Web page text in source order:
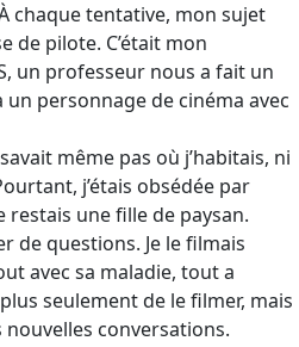
chaque tentative, mon sujet
de pilote. C’était mon
un professeur nous a fait un
un personnage de cinéma avec
même pas où j’habitais, ni
j’étais obsédée par
restais une fille de paysan.
de questions. Je le filmais
avec sa maladie, tout a
seulement de le filmer, mais
nouvelles conversations.